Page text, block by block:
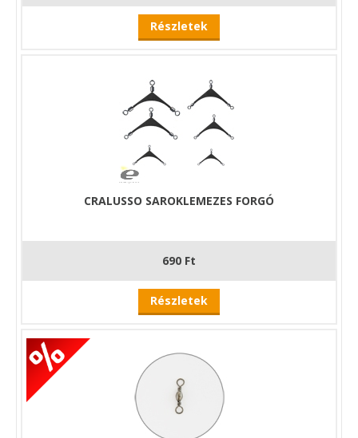
Részletek
CRALUSSO SAROKLEMEZES FORGÓ
690 Ft
Részletek